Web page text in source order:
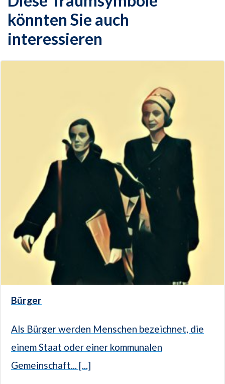
könnten Sie auch
interessieren
Bürger
Als Bürger werden Menschen bezeichnet, die
einem Staat oder einer kommunalen
Gemeinschaft... [...]